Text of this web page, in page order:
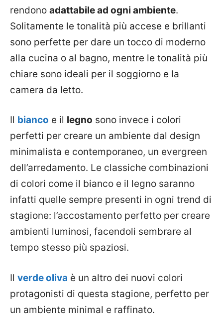
rendono adattabile ad ogni ambiente.
Solitamente le tonalità più accese e brillanti
sono perfette per dare un tocco di moderno
alla cucina o al bagno, mentre le tonalità più
chiare sono ideali per il soggiorno e la
camera da letto.
Il bianco e il legno sono invece i colori
perfetti per creare un ambiente dal design
minimalista e contemporaneo, un evergreen
dell’arredamento. Le classiche combinazioni
di colori come il bianco e il legno saranno
infatti quelle sempre presenti in ogni trend di
stagione: l’accostamento perfetto per creare
ambienti luminosi, facendoli sembrare al
tempo stesso più spaziosi.
Il verde oliva è un altro dei nuovi colori
protagonisti di questa stagione, perfetto per
un ambiente minimal e raffinato.